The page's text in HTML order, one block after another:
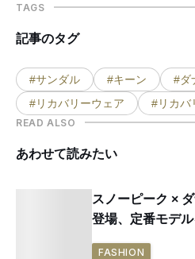
TAGS
記事のタグ
#サンダル #キーン #ダ
#リカバリーウェア
#リカバ
READ ALSO
あわせて読みたい
スノーピーク ×
登場、定番モデ
FASHION